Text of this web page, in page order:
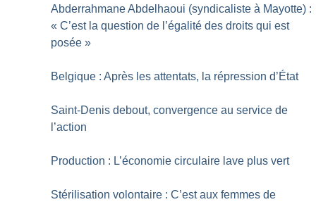
Abderrahmane Abdelhaoui (syndicaliste à Mayotte) :
« C’est la question de l’égalité des droits qui est
posée »
Belgique : Après les attentats, la répression d’État
Saint-Denis debout, convergence au service de
l’action
Production : L’économie circulaire lave plus vert
Stérilisation volontaire : C’est aux femmes de